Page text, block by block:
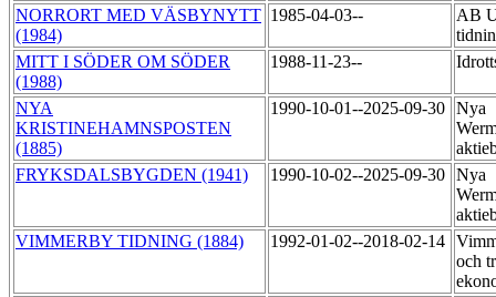
NORRORT MED VÄSBYNYTT
(1984)
1985-04-03--
AB
MITT I SÖDER OM SÖDER
(1988)
1988-11-23--
NYA
KRISTINEHAMNSPOSTEN
(1885)
1990-10-01--2025-09-30 Nya
FRYKSDALSBYGDEN (1941)
1990-10-02--2025-09-30 Nya
VIMMERBY TIDNING (1884)
1992-01-02--2018-02-14
och